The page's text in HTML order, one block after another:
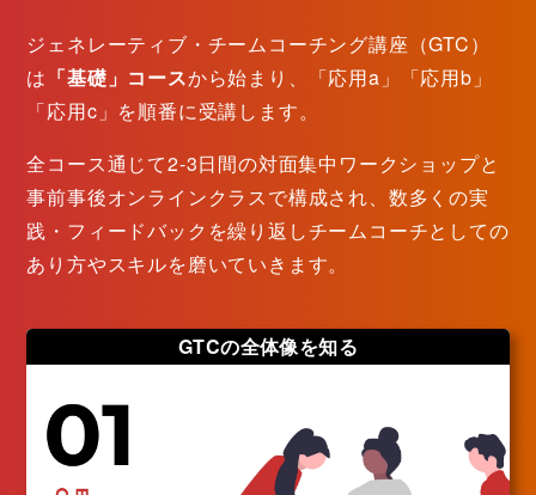
ジェネレーティブ・チームコーチング講座（GTC）
は 「基礎」コースから始まり、「応用a」「応用b」
「応用c」を順番に受講します。
全コース通じて2-3日間の対面集中ワークショップと
事前事後オンラインクラスで構成され、数多くの実
践・フィードバックを繰り返しチームコーチとしての
あり方やスキルを磨いていきます。
GTCの全体像を知る